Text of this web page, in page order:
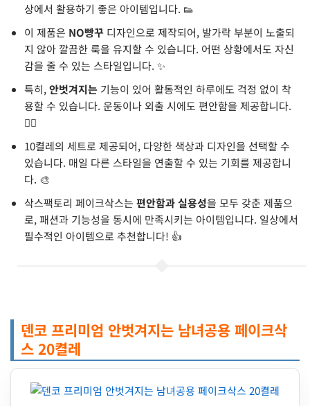
상에서 활용하기 좋은 아이템입니다. 👟
이 제품은 NO빵꾸 디자인으로 제작되어, 발가락 부분이 노출되
지 않아 깔끔한 룩을 유지할 수 있습니다. 어떤 상황에서도 자신
감을 줄 수 있는 스타일입니다. ✨
특히,안벗겨지는 기능이 있어 활동적인 하루에도 걱정 없이 착
용할 수 있습니다. 운동이나 외출 시에도 편안함을 제공합니다.
🏃‍♂️
10켤레의 세트로 제공되어, 다양한 색상과 디자인을 선택할 수
있습니다. 매일 다른 스타일을 연출할 수 있는 기회를 제공합니
다. 🎨
삭스팩토리 페이크삭스는 편안함과 실용성을 모두 갖춘 제품으
로, 패션과 기능성을 동시에 만족시키는 아이템입니다. 일상에서
필수적인 아이템으로 추천합니다! 👍
덴코 프리미엄 안벗겨지는 남녀공용 페이크삭
스 20켤레